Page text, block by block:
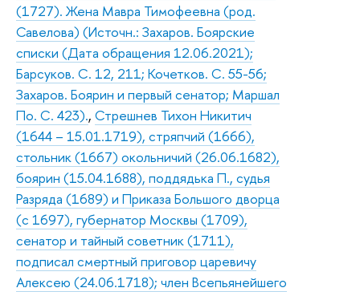
(1727). Жена Мавра Тимофеевна (род.
Савелова) (Источн.: Захаров. Боярские
списки (Дата обращения 12.06.2021);
Барсуков. С. 12, 211; Кочетков. С. 55-56;
Захаров. Боярин и первый сенатор; Маршал
По. С. 423)., Стрешнев Тихон Никитич
(1644 – 15.01.1719), стряпчий (1666),
стольник (1667) окольничий (26.06.1682),
боярин (15.04.1688), поддядька П., судья
Разряда (1689) и Приказа Большого дворца
(с 1697), губернатор Москвы (1709),
сенатор и тайный советник (1711),
подписал смертный приговор царевичу
Алексею (24.06.1718); член Всепьянейшего